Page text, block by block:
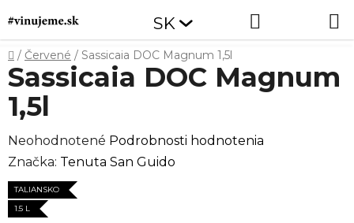
na
obsah
SK
Domov
/ Červené / Sassicaia DOC Magnum 1,5l
Sassicaia DOC Magnum
1,5l
Priemerné
hodnotenie
produktu
je
Neohodnotené Podrobnosti hodnotenia
Značka: Tenuta San Guido
TALIANSKO
1.5 L